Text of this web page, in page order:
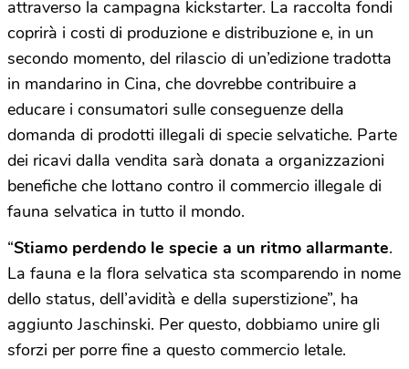
attraverso la campagna kickstarter. La raccolta fondi
coprirà i costi di produzione e distribuzione e, in un
secondo momento, del rilascio di un’edizione tradotta
in mandarino in Cina, che dovrebbe contribuire a
educare i consumatori sulle conseguenze della
domanda di prodotti illegali di specie selvatiche. Parte
dei ricavi dalla vendita sarà donata a organizzazioni
benefiche che lottano contro il commercio illegale di
fauna selvatica in tutto il mondo.
“Stiamo perdendo le specie a un ritmo allarmante.
La fauna e la flora selvatica sta scomparendo in nome
dello status, dell’avidità e della superstizione”, ha
aggiunto Jaschinski. Per questo, dobbiamo unire gli
sforzi per porre fine a questo commercio letale.